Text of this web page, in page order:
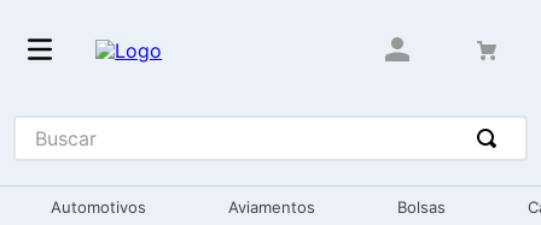
Buscar
Automotivos Aviamentos Bolsas